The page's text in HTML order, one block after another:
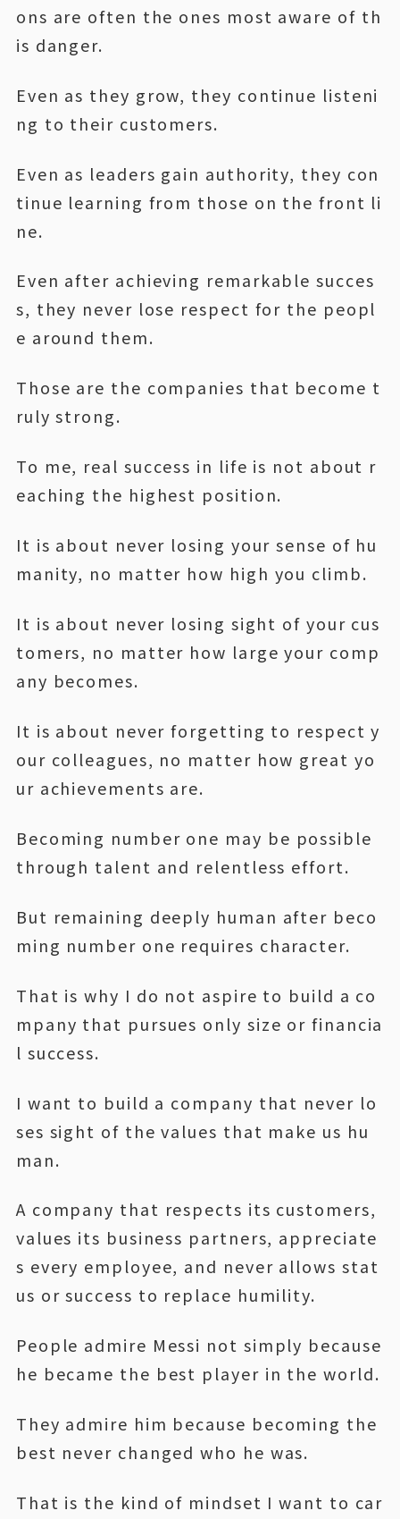
ons are often the ones most aware of th
is danger.
Even as they grow, they continue listeni
ng to their customers.
Even as leaders gain authority, they con
tinue learning from those on the front li
ne.
Even after achieving remarkable succes
s, they never lose respect for the peopl
e around them.
Those are the companies that become t
ruly strong.
To me, real success in life is not about r
eaching the highest position.
It is about never losing your sense of hu
manity, no matter how high you climb.
It is about never losing sight of your cus
tomers, no matter how large your comp
any becomes.
It is about never forgetting to respect y
our colleagues, no matter how great yo
ur achievements are.
Becoming number one may be possible
through talent and relentless effort.
But remaining deeply human after beco
ming number one requires character.
That is why I do not aspire to build a co
mpany that pursues only size or financia
l success.
I want to build a company that never lo
ses sight of the values that make us hu
man.
A company that respects its customers,
values its business partners, appreciate
s every employee, and never allows stat
us or success to replace humility.
People admire Messi not simply because
he became the best player in the world.
They admire him because becoming the
best never changed who he was.
That is the kind of mindset I want to car